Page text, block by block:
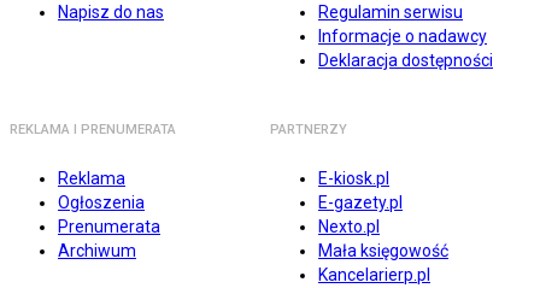
Napisz do nas
Regulamin serwisu
Informacje o nadawcy
Deklaracja dostępności
REKLAMA I PRENUMERATA
Reklama
Ogłoszenia
Prenumerata
Archiwum
PARTNERZY
E-kiosk.pl
E-gazety.pl
Nexto.pl
Mała księgowość
Kancelarierp.pl